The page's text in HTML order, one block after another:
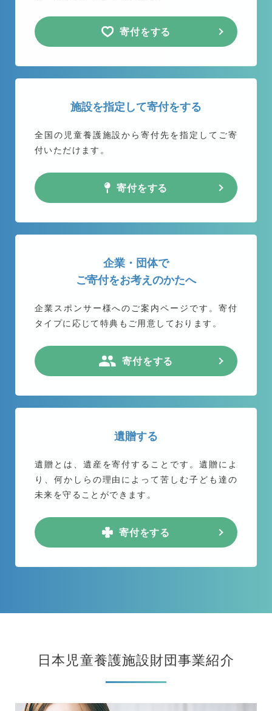
寄付をする
施設を指定して寄付をする
全国の児童養護施設から寄付先を指定してご寄
付いただけます。
寄付をする
企業・団体で
ご寄付をお考えのかたへ
企業スポンサー様へのご案内ページです。 寄付
タイプに応じて特典もご用意しております。
寄付をする
遺贈する
遺贈とは、遺産を寄付することです。遺贈によ
り、何かしらの理由によって苦しむ子ども達の
未来を守ることができます。
寄付をする
日本児童養護施設財団事業紹介